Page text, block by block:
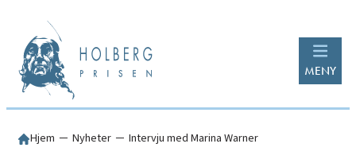
MENY
Hjem ─ Nyheter ─ Intervju med Marina Warner